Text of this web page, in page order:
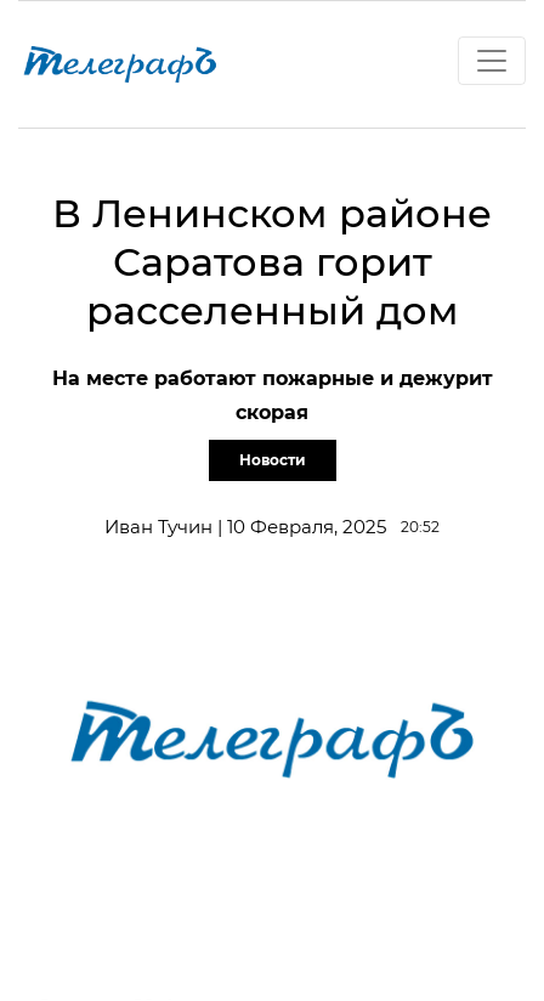
В Ленинском районе
Саратова горит
расселенный дом
На месте работают пожарные и дежурит
скорая
Новости
Иван Тучин | 10 Февраля, 2025 20:52